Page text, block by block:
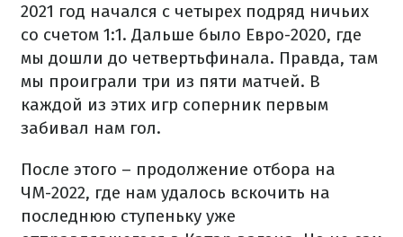
2021 год начался с четырех подряд ничьих
со счетом 1:1. Дальше было Евро-2020, где
мы дошли до четвертьфинала. Правда, там
мы проиграли три из пяти матчей. В
каждой из этих игр соперник первым
забивал нам гол.
После этого – продолжение отбора на
ЧМ-2022, где нам удалось вскочить на
последнюю ступеньку уже